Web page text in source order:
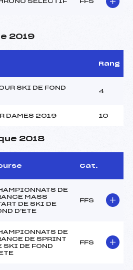
2019
Rang
SKI DE FOND
4
DAMES 2019 10
2018
Cat.
DE
MASS
DE SKI DE
D'ETE
FFS
DE
DE SPRINT
SKI DE FOND
FFS